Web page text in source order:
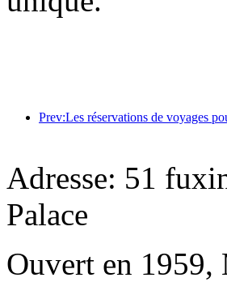
Adresse: 51
Palace
Ouvert en